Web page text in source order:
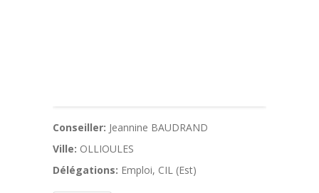
Conseiller: Jeannine BAUDRAND
Ville: OLLIOULES
Délégations: Emploi, CIL (Est)